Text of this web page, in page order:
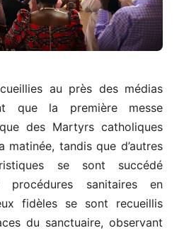
au près des médias
que la première messe
des Martyrs catholiques
matinée, tandis que d’autres
se sont succédé
procédures sanitaires en
fidèles se sont recueillis
du sanctuaire, observant